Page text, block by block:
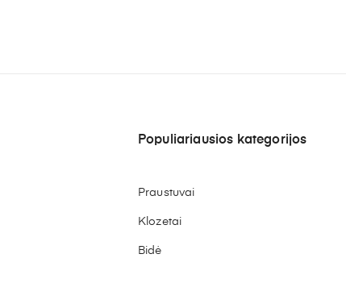
Populiariausios kategorijos
Praustuvai
Klozetai
Bidė